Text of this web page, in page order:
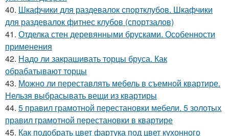
40. Шкафчики для раздевалок спортклубов. Шкафчики
для раздевалок фитнес клубов (спортзалов)
41. Отделка стен деревянными брусками. Особенности
применения
42. Надо ли закрашивать торцы бруса. Как
обрабатывают торцы
43. Можно ли переставлять мебель в съемной квартире.
Нельзя выбрасывать вещи из квартиры
44. 5 правил грамотной перестановки мебели. 5 золотых
правил грамотной перестановки в квартире
45. Как подобрать цвет фартука под цвет кухонного